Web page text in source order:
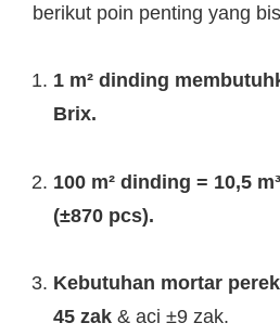
berikut poin penting yang
1 m² dinding
Brix.
100 m² dinding = 10,5
(±870 pcs).
Kebutuhan mortar
45 zak & aci ±9 zak.